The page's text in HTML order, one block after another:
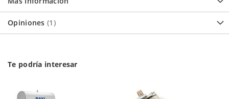
Opiniones 1
Te podría interesar